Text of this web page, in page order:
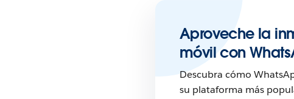
Aproveche la
móvil con
Descubra cómo
su plataforma más